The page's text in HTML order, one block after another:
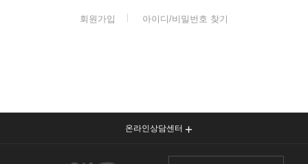
회원가입 아이디/비밀번호 찾기
온라인상담센터